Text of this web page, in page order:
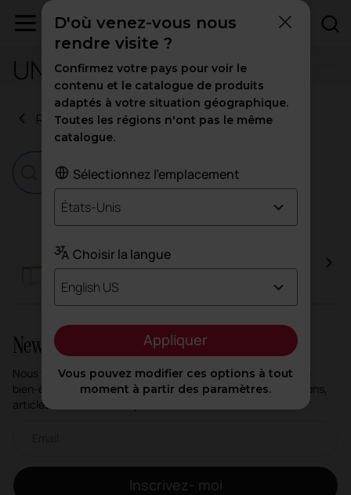
UNE-EN 61340-2-3:2001
Retour aux certificats
Vital Plus
Newsletter et réseaux sociaux
Nous vous expliquons comment les espaces redéfinissent le
bien-être, la créativité et la productivité : nouvelles collections,
articles, événements et plus encore.
Inscrivez- moi
D'où venez-vous nous
rendre visite ?
Confirmez votre pays pour voir le
contenu et le catalogue de produits
adaptés à votre situation géographique.
Toutes les régions n'ont pas le même
catalogue.
Sélectionnez l'emplacement
États-Unis
Choisir la langue
English US
Appliquer
Vous pouvez modifier ces options à tout
moment à partir des paramètres.